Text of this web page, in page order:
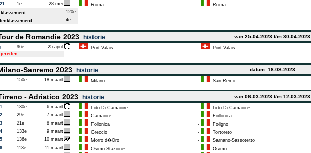
1e 28 mei Roma - Roma
120e
4e
de Romandie 2023 historie van 25-04-2023 t/m 30-04-2023
96e 25 april Port-Valais - Port-Valais
Sanremo 2023 historie datum: 18-03-2023
150e 18 maart Milano - San Remo
- Adriatico 2023 historie van 06-03-2023 t/m 12-03-2023
130e 6 maart Lido Di Camaiore - Lido Di Camaiore
29e 7 maart Camaiore - Follonica
21e 8 maart Follonica - Foligno
133e 9 maart Greccio - Tortoreto
136e 10 maart Morro d�Oro - Sarnano-Sassotetto
113e 11 maart Osimo Stazione - Osimo